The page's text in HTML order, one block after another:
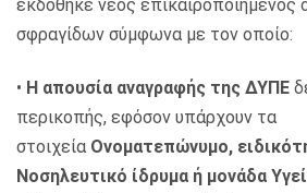
εκδόθηκε νέος επικαιροποιημένος
σφραγίδων σύμφωνα με τον οποίο:
• Η απουσία αναγραφής της ΔΥΠΕ
περικοπής, εφόσον υπάρχουν τα
στοιχεία Ονοματεπώνυμο,
Νοσηλευτικό ίδρυμα ή μονάδα